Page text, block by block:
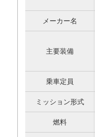
メーカー名
主要装備
乗車定員
ミッション形式
燃料